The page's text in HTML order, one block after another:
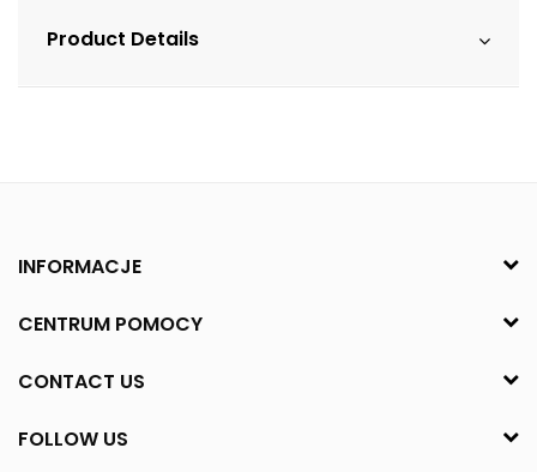
Product Details
INFORMACJE
CENTRUM POMOCY
CONTACT US
FOLLOW US